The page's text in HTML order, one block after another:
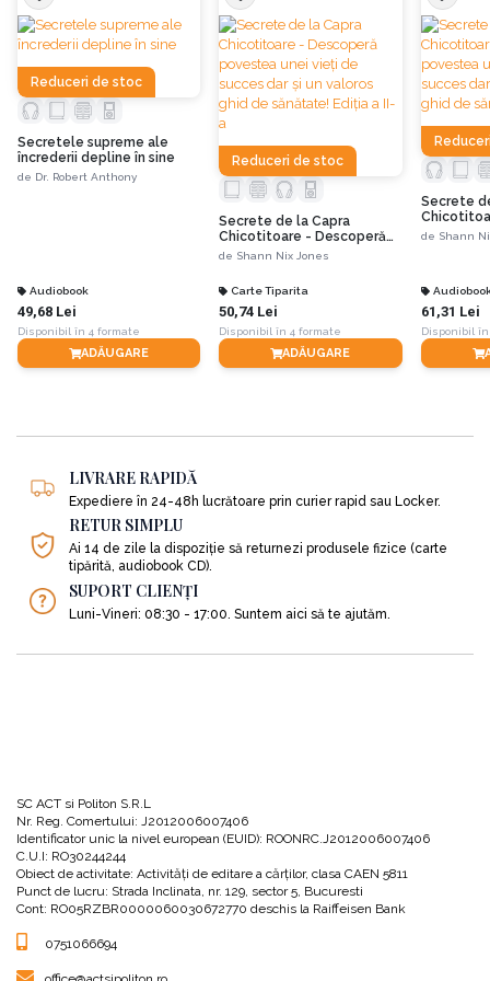
1. Creează și/sau comunică o viziunelegată de o posibilă evoluție a
organizației (o posibilă evoluție a ta).
„Viziunea este o conceptualizare a ceea ce s-ar întâmpla când
organizația și-ar atinge scopul sau, la nivel individual, a ceea ce
vei deveni când îți atingi scopul. Atunci când organizația devine
ce și-ar dori să fie, ea va avea aceste atribute.”
Dezvoltă și/sau comunică un scoppentru organizație (o misiune
„Principiul organizator al acțiunii umane este scopul. Ca ființe
umane, noi suntem entități orientate spre un scop. Pentru a
ajunge acolo, trebuie să știm încotro ne îndreptăm. Oamenii au
simplu grupuri de ființe umane individuale. Pentru ca organizația
însușească scopul/misiunea organizației.”
Înțelege valorile fundamentale
prosperitatea omului în timp ce trăiesc și comunică aceste valori.
„Foarte puțini oameni și-au pus lor înșiși întrebarea fundamentală:
urmăm, ne îmbunătățesc probabilitatea de a rămâne în viață, de a
în concordanță cu valorile.
„S-au scris mii de cărți pe tema strategiei. Obiectivul meu în acest
capitol nu este să acopăr acest subiect pe larg, ci mai curând să
prezint integrarea viziunii, a scopului și a valorilor cu strategia
personale și strategiile organizaționale pentru liderii de succes.”
Reduceri de stoc
Secretele supreme ale
încrederii depline în sine
de Dr. Robert Anthony
Audiobook
49,68 Lei
Disponibil în 4 formate
ADĂUGARE
Reduceri de stoc
Secrete de la Capra
Chicotitoare - Descoperă
povestea unei vieți de
a
de Shann Nix Jones
Carte Tiparita
50,74 Lei
Disponibil în 4 formate
ADĂUGARE
Secrete
povestea
de Shann
61,31 Lei
Disponibil
LIVRARE RAPIDĂ
Expediere în 24-48h lucrătoare prin curier rapid sau Locker.
RETUR SIMPLU
Ai 14 de zile la dispoziție să returnezi produsele fizice (carte
tipărită, audiobook CD).
SUPORT CLIENȚI
Luni-Vineri: 08:30 - 17:00. Suntem aici să te ajutăm.
SC ACT si Politon S.R.L
Nr. Reg. Comertului: J2012006007406
Identificator unic la nivel european (EUID): ROONRC.J2012006007406
C.U.I: RO30244244
Obiect de activitate: Activităţi de editare a cărţilor, clasa CAEN 5811
Punct de lucru: Strada Inclinata, nr. 129, sector 5, Bucuresti
Cont: RO05RZBR0000060030672770 deschis la Raiffeisen Bank
0751066694